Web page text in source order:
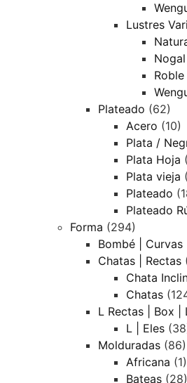
Lustres
Nogal
Roble
Plateado (62)
Acero (10)
Plata /
Plata Hoja
Plata vieja
Plateado
Plateado
Forma (294)
Bombé | Curvas
Chatas | Rectas
Chata
Chatas
L Rectas | Box |
L | Eles
Molduradas (86)
Africana (1)
Bateas (28)